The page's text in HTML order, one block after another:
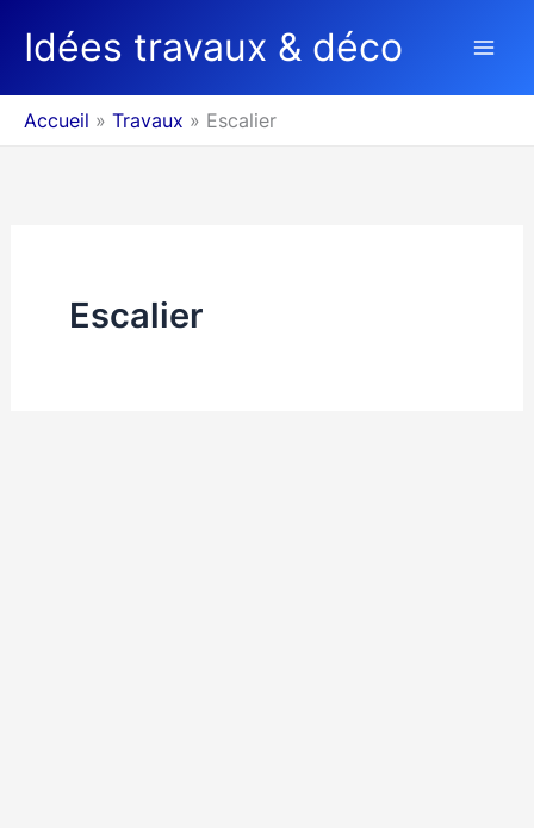
Idées travaux & déco
Accueil Travaux Escalier
Escalier